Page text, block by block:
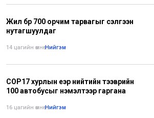
Жил бүр 700 орчим тарвагыг сэлгээн
нутагшуулдаг
14 цагийн өмнө•Нийгэм
СОР17 хурлын үеэр нийтийн тээврийн
100 автобусыг нэмэлтээр гаргана
16 цагийн өмнө•Нийгэм